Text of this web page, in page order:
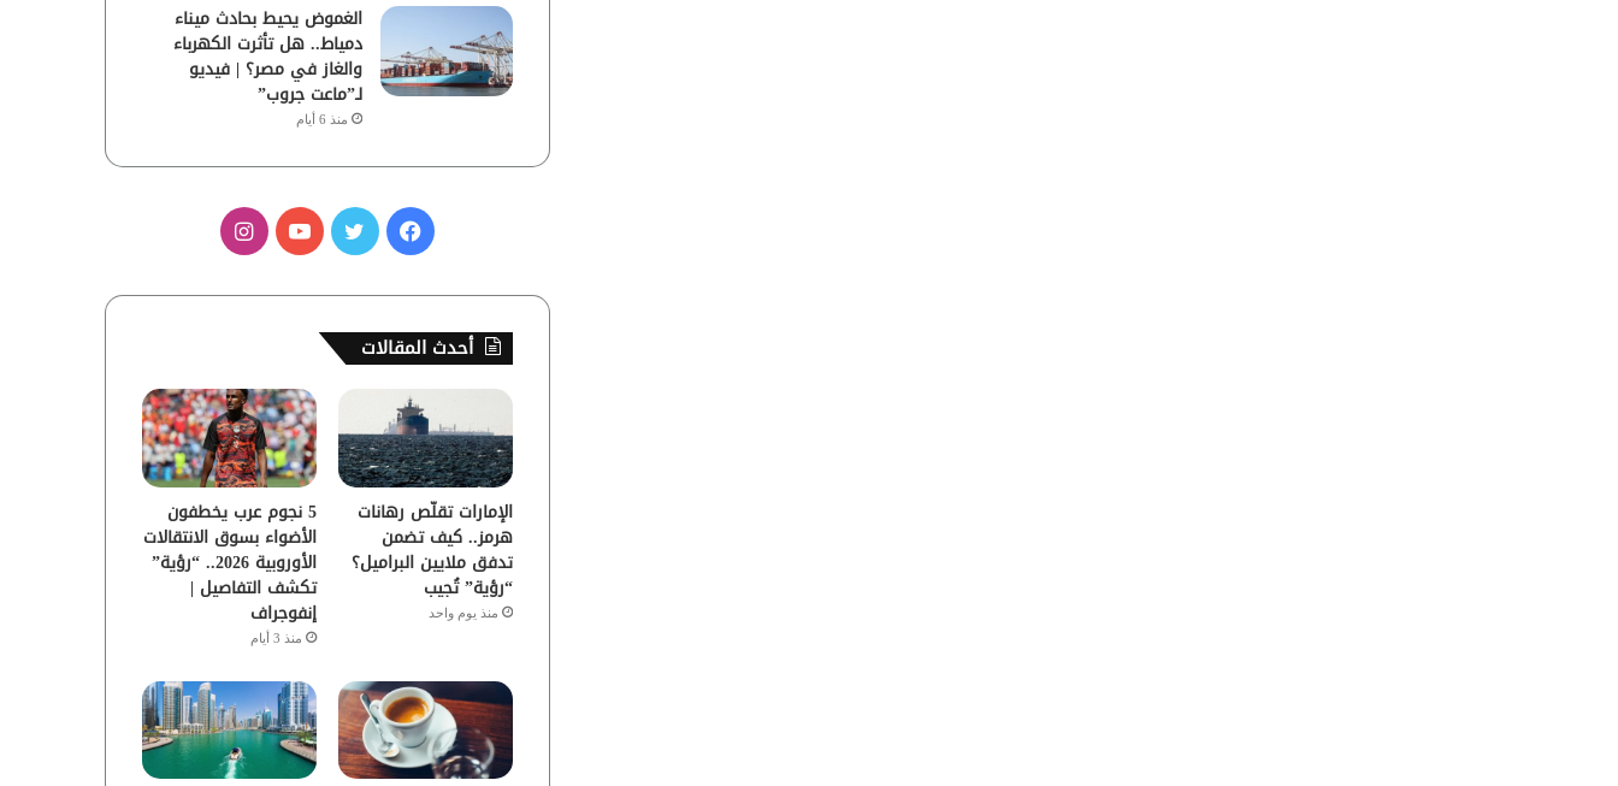
الغموض يحيط بحادث ميناء
دمياط.. هل تأثرت الكهرباء
والغاز في مصر؟ | فيديو
لـ”ماعت جروب”
منذ 6 أيام
ف
س
و
ك
ي
و
ب
ا
ق
ر
ا
م
أحدث المقالات
الإمارات تقلّص رهانات
هرمز.. كيف تضمن
تدفق ملايين البراميل؟
“رؤية” تُجيب
منذ يوم واحد
5 نجوم عرب يخطفون
الأضواء بسوق الانتقالات
الأوروبية 2026.. “رؤية”
تكشف التفاصيل |
إنفوجراف
منذ 3 أيام